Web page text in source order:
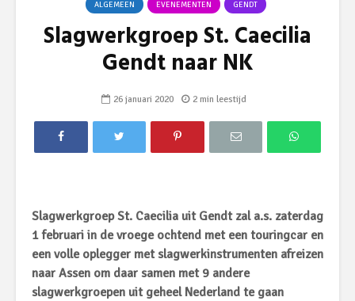
ALGEMEEN EVENEMENTEN GENDT
Slagwerkgroep St. Caecilia
Gendt naar NK
26 januari 2020 2 min leestijd
Slagwerkgroep St. Caecilia uit Gendt zal a.s. zaterdag
1 februari in de vroege ochtend met een touringcar en
een volle oplegger met slagwerkinstrumenten afreizen
naar Assen om daar samen met 9 andere
slagwerkgroepen uit geheel Nederland te gaan